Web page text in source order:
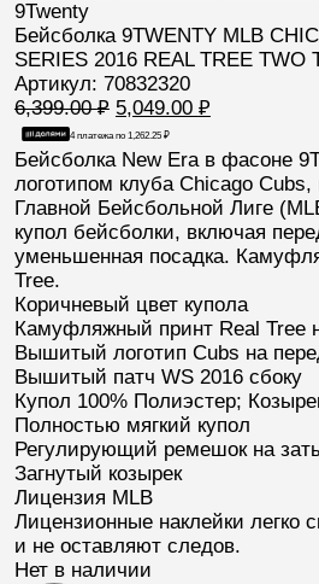
9Twenty
Бейсболка 9TWENTY MLB
SERIES 2016 REAL TREE TWO
Артикул: 70832320
6,399.00₽ Первоначальная
цена
составляла
6,399.00 ₽.
5,049.00 ₽Текущая
5,049.00 ₽.
4 платежа по 1,262.25 ₽
Бейсболка New Eraв фасоне
логотипом клуба Chicago Cubs,
Главной Бейсбольной Лиге (
купол бейсболки, включая
уменьшенная посадка.
Tree.
Коричневый цвет купола
Камуфляжный принт Real Tree
Вышитый логотип Cubs на
Вышитый патч WS 2016сбоку
Купол 100% Полиэстер;
Полностью мягкий купол
Регулирующий ремешок на
Загнутый козырек
Лицензия MLB
Лицензионные наклейки легко
и не оставляют следов.
Нет в наличии